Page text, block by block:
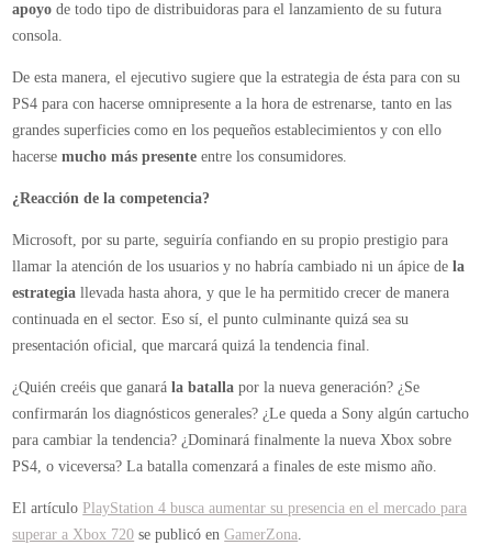
apoyo de todo tipo de distribuidoras para el lanzamiento de su futura
consola.
De esta manera, el ejecutivo sugiere que la estrategia de ésta para con su
PS4 para con hacerse omnipresente a la hora de estrenarse, tanto en las
grandes superficies como en los pequeños establecimientos y con ello
hacersemucho más presente entre los consumidores.
¿Reacción de la competencia?
Microsoft, por su parte, seguiría confiando en su propio prestigio para
llamar la atención de los usuarios y no habría cambiado ni un ápice dela
estrategia llevada hasta ahora, y que le ha permitido crecer de manera
continuada en el sector. Eso sí, el punto culminante quizá sea su
presentación oficial, que marcará quizá la tendencia final.
¿Quién creéis que ganarála batalla por la nueva generación? ¿Se
confirmarán los diagnósticos generales? ¿Le queda a Sony algún cartucho
para cambiar la tendencia? ¿Dominará finalmente la nueva Xbox sobre
PS4, o viceversa? La batalla comenzará a finales de este mismo año.
El artículo PlayStation 4 busca aumentar su presencia en el mercado para
superar a Xbox 720 se publicó enGamerZona.